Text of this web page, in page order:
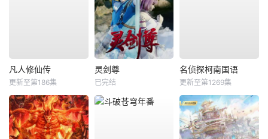
凡人修仙传
更新至第186集
灵剑尊
已完结
名侦探柯南国语
更新至第1269集